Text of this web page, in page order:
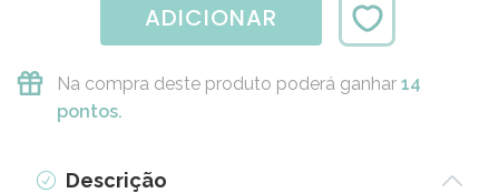
ADICIONAR
Na compra deste produto poderá ganhar 14
pontos.
Descrição